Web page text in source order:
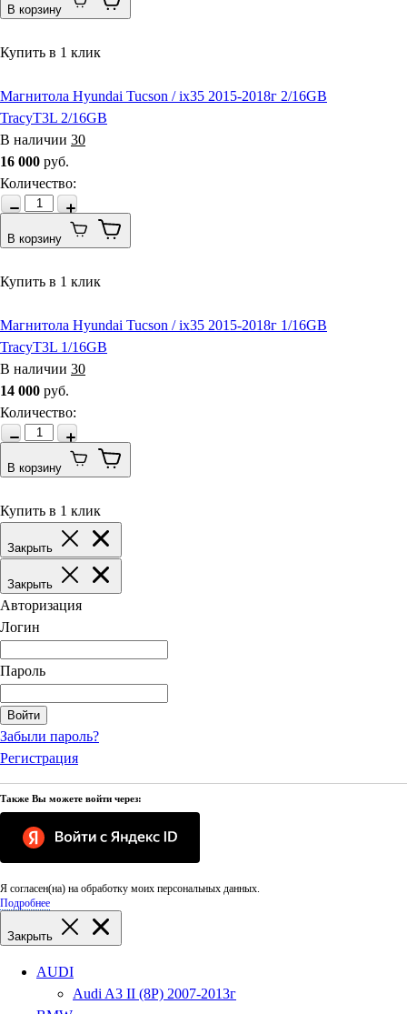
В корзину
Купить в 1 клик
Магнитола Hyundai Tucson / ix35 2015-2018г 2/16GB
TracyT3L 2/16GB
В наличии 30
16 000 руб.
Количество:
В корзину
Купить в 1 клик
Магнитола Hyundai Tucson / ix35 2015-2018г 1/16GB
TracyT3L 1/16GB
В наличии 30
14 000 руб.
Количество:
В корзину
Купить в 1 клик
Закрыть
Закрыть
Авторизация
Логин
Пароль
Войти
Забыли пароль?
Регистрация
Также Вы можете войти через:
Я согласен(на) на обработку моих персональных данных.
Подробнее
Закрыть
AUDI
Audi A3 II (8P) 2007-2013г